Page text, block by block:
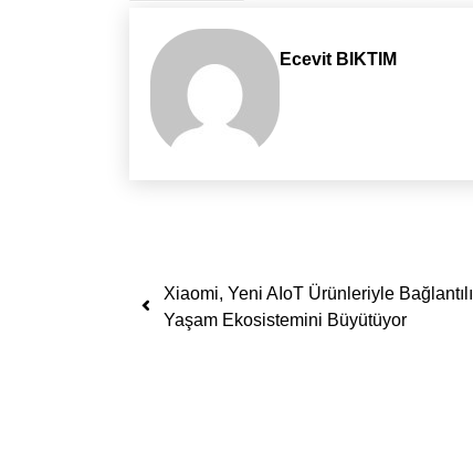
Ecevit BIKTIM
Yazı dolaşımı
Xiaomi, Yeni AIoT Ürünleriyle Bağlantılı
Yaşam Ekosistemini Büyütüyor